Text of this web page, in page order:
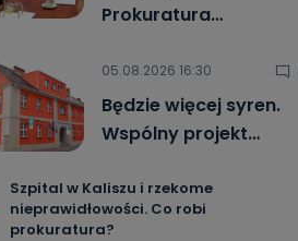
Prokuratura…
05.08.2026 16:30
Będzie więcej syren.
Wspólny projekt…
Szpital w Kaliszu i rzekome
nieprawidłowości. Co robi
prokuratura?